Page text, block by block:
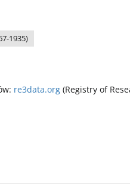
1935)
re3data.org (Registry of